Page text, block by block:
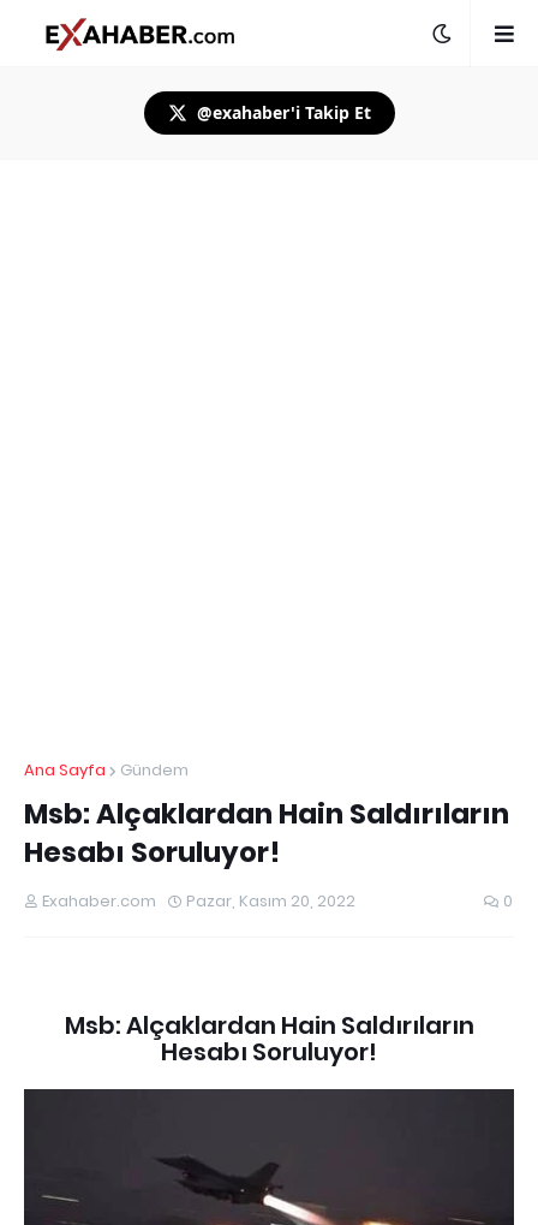
@exahaber'i Takip Et
Ana Sayfa Gündem
Msb: Alçaklardan Hain Saldırıların
Hesabı Soruluyor!
Exahaber.com Pazar, Kasım 20, 2022 0
Msb: Alçaklardan Hain Saldırıların
Hesabı Soruluyor!